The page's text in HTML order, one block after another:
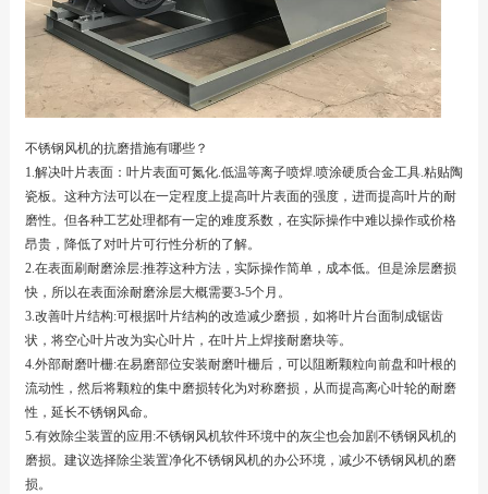
不锈钢风机的抗磨措施有哪些？
1.解决叶片表面：叶片表面可氮化.低温等离子喷焊.喷涂硬质合金工具.粘贴陶
瓷板。这种方法可以在一定程度上提高叶片表面的强度，进而提高叶片的耐
磨性。但各种工艺处理都有一定的难度系数，在实际操作中难以操作或价格
昂贵，降低了对叶片可行性分析的了解。
2.在表面刷耐磨涂层:推荐这种方法，实际操作简单，成本低。但是涂层磨损
快，所以在表面涂耐磨涂层大概需要3-5个月。
3.改善叶片结构:可根据叶片结构的改造减少磨损，如将叶片台面制成锯齿
状，将空心叶片改为实心叶片，在叶片上焊接耐磨块等。
4.外部耐磨叶栅:在易磨部位安装耐磨叶栅后，可以阻断颗粒向前盘和叶根的
流动性，然后将颗粒的集中磨损转化为对称磨损，从而提高离心叶轮的耐磨
性，延长不锈钢风命。
5.有效除尘装置的应用:不锈钢风机软件环境中的灰尘也会加剧不锈钢风机的
磨损。建议选择除尘装置净化不锈钢风机的办公环境，减少不锈钢风机的磨
损。